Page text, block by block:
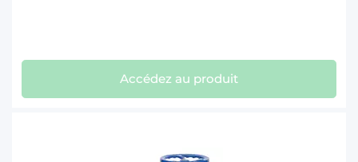
Accédez au produit